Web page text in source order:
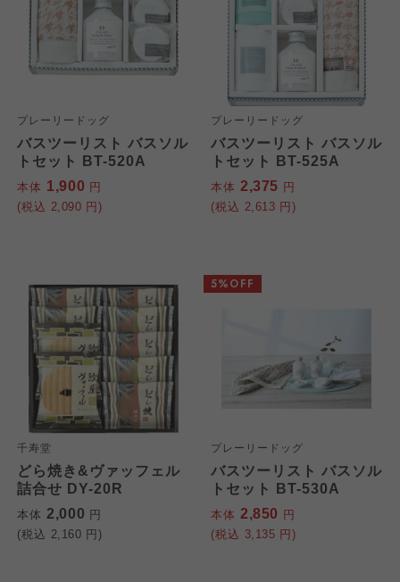
プレーリードッグ
バスツーリスト バスソル
トセット BT-520A
本体 1,900 円
(税込 2,090 円)
プレーリードッグ
バスツーリスト バスソル
トセット BT-525A
本体 2,375 円
(税込 2,613 円)
千寿堂
どら焼き&ヴァッフェル
詰合せ DY-20R
本体 2,000 円
(税込 2,160 円)
プレーリードッグ
バスツーリスト バスソル
トセット BT-530A
本体 2,850 円
(税込 3,135 円)
5%OFF